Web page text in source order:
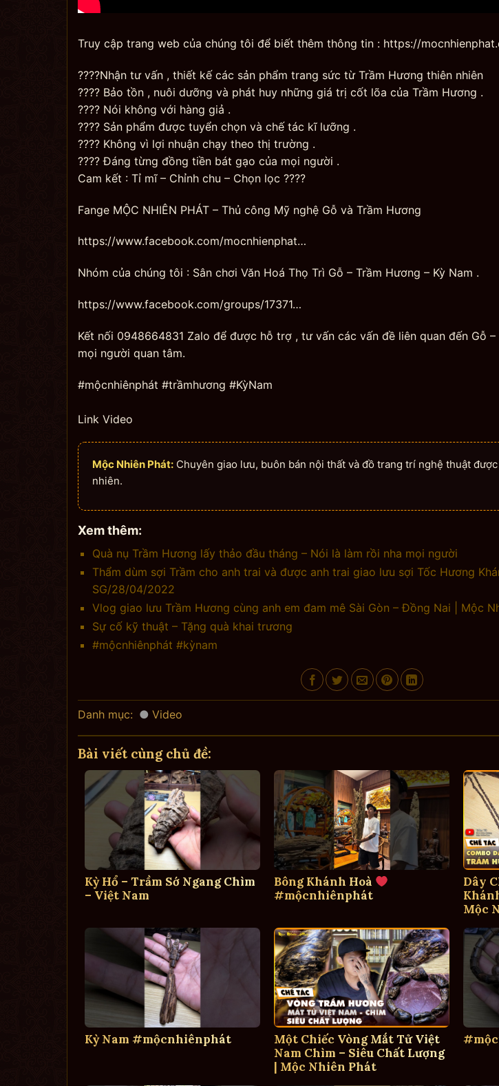
Truy cập trang web của chúng tôi để biết thêm thông tin : https://
????Nhận tư vấn , thiết kế các sản phẩm trang sức từ Trầm Hương thiên nhiên
???? Bảo tồn , nuôi dưỡng và phát huy những giá trị cốt lõa của Trầm Hương .
???? Nói không với hàng giả .
???? Sản phẩm được tuyển chọn và chế tác kĩ lưỡng .
???? Không vì lợi nhuận chạy theo thị trường .
???? Đáng từng đồng tiền bát gạo của mọi người .
Cam kết : Tỉ mĩ – Chỉnh chu – Chọn lọc ????
Fange MỘC NHIÊN PHÁT – Thủ công Mỹ nghệ Gỗ và Trầm Hương
https://www.facebook.com/mocnhienphat…
Nhóm của chúng tôi : Sân chơi Văn Hoá Thọ Trì Gỗ – Trầm Hương – Kỳ Nam .
https://www.facebook.com/groups/17371…
Kết nối 0948664831 Zalo để được hỗ trợ , tư vấn các vấn đề liên quan đến Gỗ –
mọi người quan tâm.
#mộcnhiênphát #trầmhương #KỳNam
Link Video
Mộc Nhiên Phát: Chuyên giao lưu, buôn bán nội thất và đồ trang trí nghệ thuật
nhiên.
Xem thêm:
Quà nụ Trầm Hương lấy thảo đầu tháng – Nói là làm rồi nha mọi người
Thẩm dùm sợi Trầm cho anh trai và được anh trai giao lưu sợi Tốc Hương
SG/28/04/2022
Vlog giao lưu Trầm Hương cùng anh em đam mê Sài Gòn – Đồng Nai | Mộc
Sự cố kỹ thuật – Tặng quà khai trương
#mộcnhiênphát #kỳnam
Danh mục: Video
Bài viết cùng chủ đề:
Kỳ Hổ – Trầm Sớ Ngang Chìm
– Việt Nam
Bông Khánh Hoà
#mộcnhiênphát
Dây
Mộc
Kỳ Nam #mộcnhiênphát
Một Chiếc Vòng Mắt Tử Việt
Nam Chìm – Siêu Chất Lượng
| Mộc Nhiên Phát